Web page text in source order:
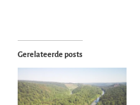
Gerelateerde posts